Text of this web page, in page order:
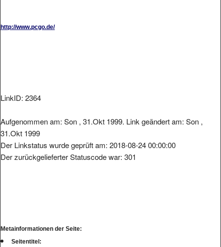
http://www.pcgo.de/
LinkID: 2364
Aufgenommen am: Son , 31.Okt 1999. Link geändert am: Son ,
31.Okt 1999
Der Linkstatus wurde geprüft am: 2018-08-24 00:00:00
Der zurückgelieferter Statuscode war: 301
Metainformationen der Seite:
Seitentitel: